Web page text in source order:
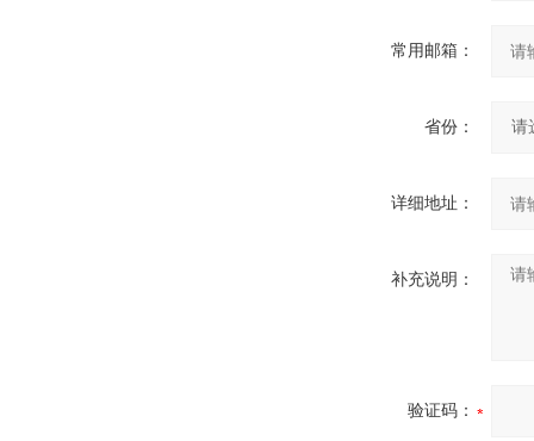
常用邮箱：
省份：
详细地址：
补充说明：
验证码：